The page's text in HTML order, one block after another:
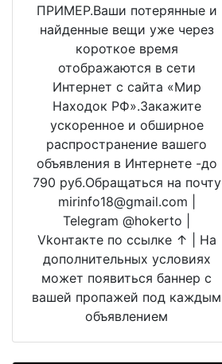
ПРИМЕР.Ваши потерянные и
найденные вещи уже через
короткое время
отображаются в сети
Интернет с сайта «Мир
Находок РФ».Закажите
ускоренное и обширное
распространение вашего
объявления в Интернете -до
790 руб.Обращаться на почту
mirinfo18@gmail.com |
Telegram @hokerto |
Vkонтакте по ссылке ↑ | На
дополнительных условиях
может появиться баннер с
вашей пропажей под каждым
объявлением